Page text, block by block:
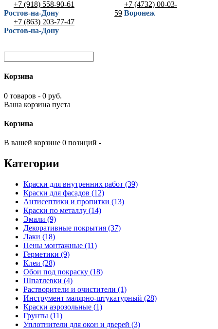
+7 (918) 558-90-61
Ростов-на-Дону
+7 (863) 203-77-47
Ростов-на-Дону
+7 (4732) 00-03-
59 Воронеж
Корзина
0 товаров - 0 руб.
Ваша корзина пуста
Корзина
В вашей корзине 0 позиций -
Категории
Краски для внутренних работ (39)
Краски для фасадов (12)
Антисептики и пропитки (13)
Краски по металлу (14)
Эмали (9)
Декоративные покрытия (37)
Лаки (18)
Пены монтажные (11)
Герметики (9)
Клеи (28)
Обои под покраску (18)
Шпатлевки (4)
Растворители и очистители (1)
Инструмент малярно-штукатурный (28)
Краски аэрозольные (1)
Грунты (11)
Уплотнители для окон и дверей (3)